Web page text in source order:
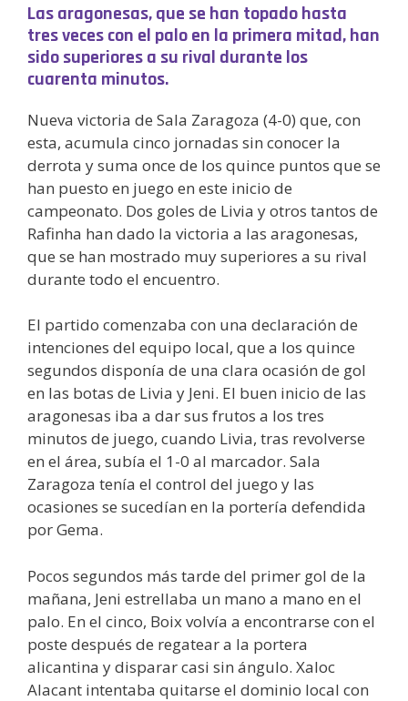
Las aragonesas, que se han topado hasta
tres veces con el palo en la primera mitad, han
sido superiores a su rival durante los
cuarenta minutos.
Nueva victoria de Sala Zaragoza (4-0) que, con
esta, acumula cinco jornadas sin conocer la
derrota y suma once de los quince puntos que se
han puesto en juego en este inicio de
campeonato. Dos goles de Livia y otros tantos de
Rafinha han dado la victoria a las aragonesas,
que se han mostrado muy superiores a su rival
durante todo el encuentro.
El partido comenzaba con una declaración de
intenciones del equipo local, que a los quince
segundos disponía de una clara ocasión de gol
en las botas de Livia y Jeni. El buen inicio de las
aragonesas iba a dar sus frutos a los tres
minutos de juego, cuando Livia, tras revolverse
en el área, subía el 1-0 al marcador. Sala
Zaragoza tenía el control del juego y las
ocasiones se sucedían en la portería defendida
por Gema.
Pocos segundos más tarde del primer gol de la
mañana, Jeni estrellaba un mano a mano en el
palo. En el cinco, Boix volvía a encontrarse con el
poste después de regatear a la portera
alicantina y disparar casi sin ángulo. Xaloc
Alacant intentaba quitarse el dominio local con